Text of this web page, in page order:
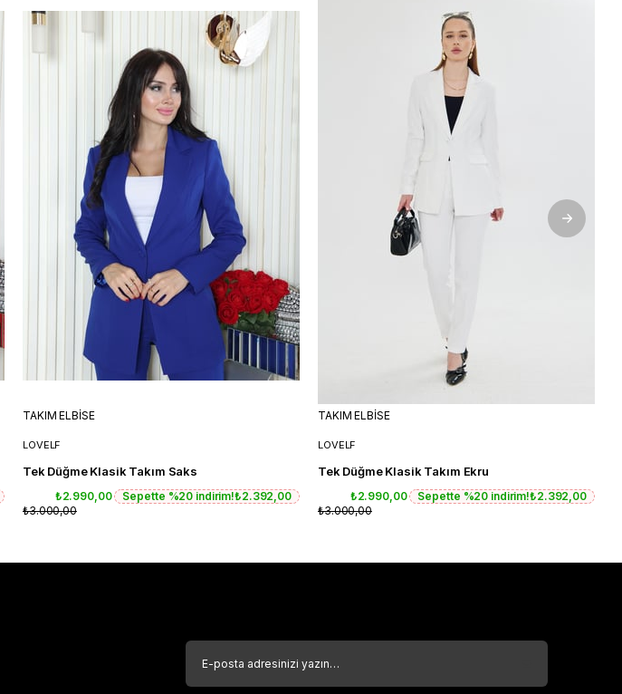
TAKIM ELBİSE
LOVELF
Tek Düğme Klasik Takım Saks
₺2.990,00 Sepette %20 indirim!₺2.392,00
₺3.000,00
TAKIM ELBİSE
LOVELF
Tek Düğme Klasik Takım Ekru
₺2.990,00 Sepette %20 indirim!₺2.392,00
₺3.000,00